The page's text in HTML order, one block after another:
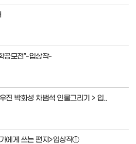
공모전”-입상작-
박화성 차범석 인물그리기 > 입..
에게 쓰는 편지>입상작①